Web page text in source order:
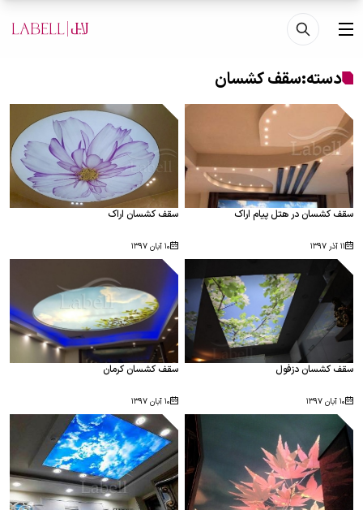
منو
دسته:سقف کشسان
سقف کشسان در هتل پیام اراک
۱۱ آذر ۱۳۹۷
سقف کشسان اراک
۱۰ آبان ۱۳۹۷
سقف کشسان دزفول
۱۰ آبان ۱۳۹۷
سقف کشسان کرمان
۱۰ آبان ۱۳۹۷